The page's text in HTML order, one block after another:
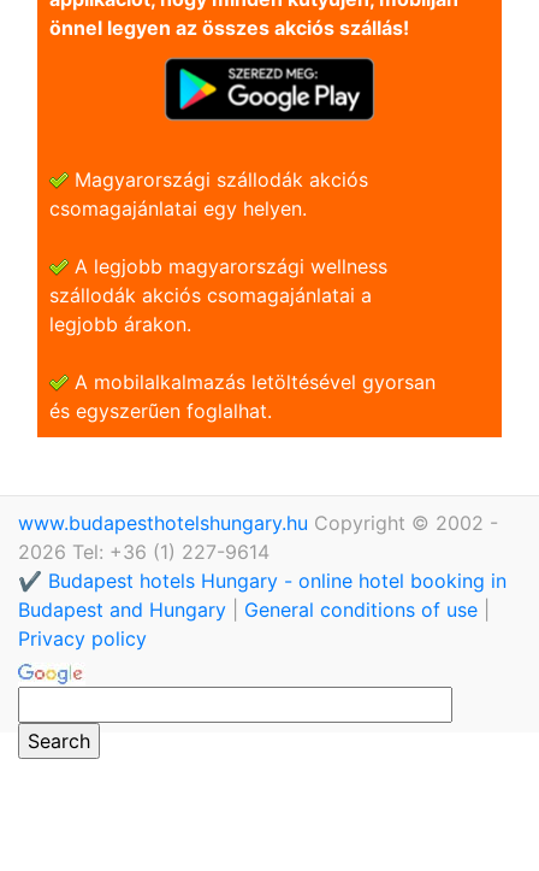
önnel legyen az összes akciós szállás!
Magyarországi szállodák akciós
csomagajánlatai egy helyen.
A legjobb magyarországi wellness
szállodák akciós csomagajánlatai a
legjobb árakon.
A mobilalkalmazás letöltésével gyorsan
és egyszerũen foglalhat.
www.budapesthotelshungary.hu Copyright © 2002 -
2026 Tel: +36 (1) 227-9614
✔️ Budapest hotels Hungary - online hotel booking in
Budapest and Hungary
General conditions of use
Privacy policy